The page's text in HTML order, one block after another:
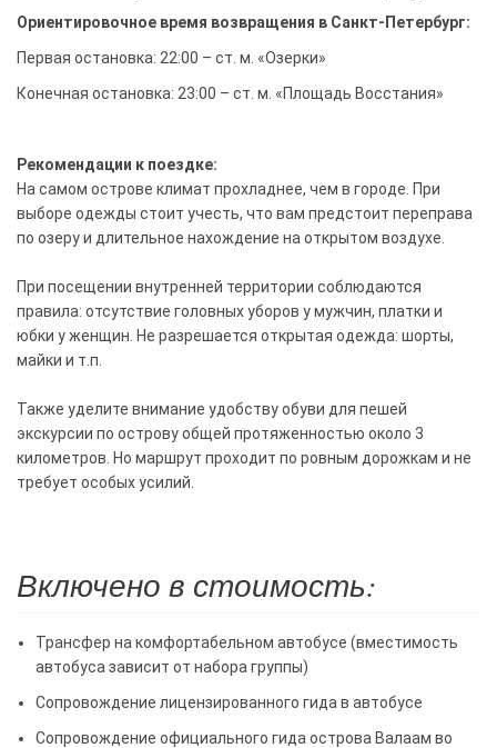
Ориентировочное время возвращения в Санкт-Петербург:
Первая остановка: 22:00 – ст. м. «Озерки»
Конечная остановка: 23:00 – ст. м. «Площадь Восстания»
Рекомендации к поездке:
На самом острове климат прохладнее, чем в городе. При
выборе одежды стоит учесть, что вам предстоит переправа
по озеру и длительное нахождение на открытом воздухе.
При посещении внутренней территории соблюдаются
правила: отсутствие головных уборов у мужчин, платки и
юбки у женщин. Не разрешается открытая одежда: шорты,
майки и т.п.
Также уделите внимание удобству обуви для пешей
экскурсии по острову общей протяженностью около 3
километров. Но маршрут проходит по ровным дорожкам и не
требует особых усилий.
Включено в стоимость:
Трансфер на комфортабельном автобусе (вместимость
автобуса зависит от набора группы)
Сопровождение лицензированного гида в автобусе
Сопровождение официального гида острова Валаам во